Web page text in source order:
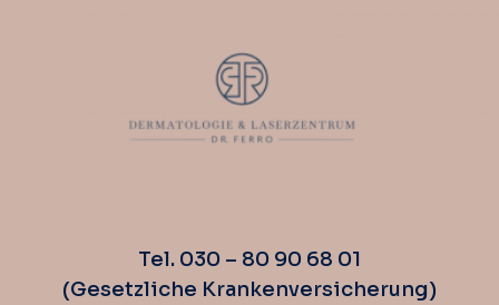
Tel. 030 – 80 90 68 01
(Gesetzliche Krankenversicherung)